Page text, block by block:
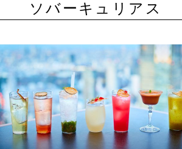
ソバーキュリアス